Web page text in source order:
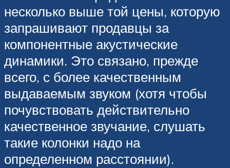
несколько выше той цены, которую
запрашивают продавцы за
компонентные акустические
динамики. Это связано, прежде
всего, с более качественным
выдаваемым звуком (хотя чтобы
почувствовать действительно
качественное звучание, слушать
такие колонки надо на
определенном расстоянии).